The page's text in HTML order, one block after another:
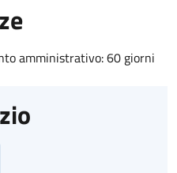
amministrativo: 60 giorni